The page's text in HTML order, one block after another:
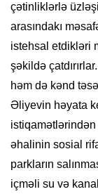
çətinliklərlə
arasındakı
istehsal etdikləri
şəkildə
həm də kənd
Əliyevin həyata
istiqamətlərindən
əhalinin sosial
parkların
içməli su və